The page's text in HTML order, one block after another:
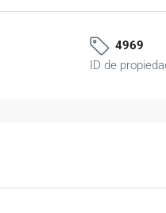
4969
ID de